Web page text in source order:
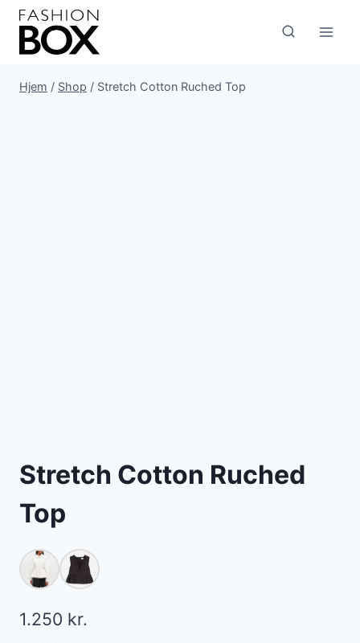
Fortsæt
indhold
Hjem / Shop / Stretch Cotton Ruched Top
Stretch Cotton Ruched
Top
1.250 kr.